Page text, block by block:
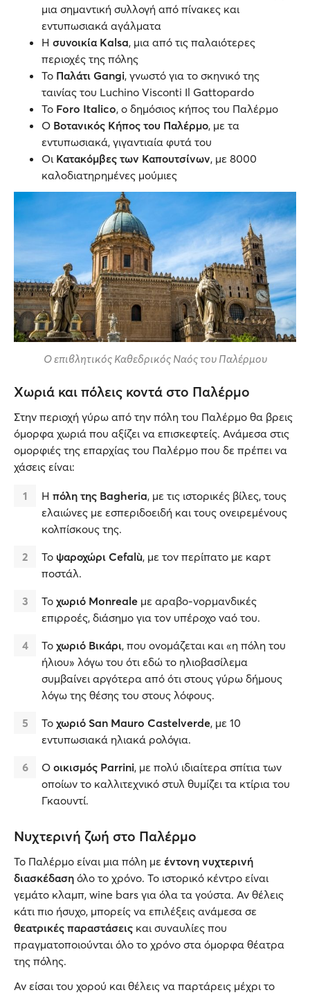
μια σημαντική συλλογή από πίνακες και
εντυπωσιακά αγάλματα
Η συνοικία Kalsa, μια από τις παλαιότερες
περιοχές της πόλης
Το Παλάτι Gangi, γνωστό για το σκηνικό της
ταινίας του Luchino Visconti Il Gattopardo
Το Foro Italico, ο δημόσιος κήπος του Παλέρμο
Ο Βοτανικός Κήπος του Παλέρμο, με τα
εντυπωσιακά, γιγαντιαία φυτά του
Οι Κατακόμβες των Καπουτσίνων, με 8000
καλοδιατηρημένες μούμιες
Ο επιβλητικός Καθεδρικός Ναός του Παλέρμου
Χωριά και πόλεις κοντά στο Παλέρμο
Στην περιοχή γύρω από την πόλη του Παλέρμο θα βρεις
όμορφα χωριά που αξίζει να επισκεφτείς. Ανάμεσα στις
ομορφιές της επαρχίας του Παλέρμο που δε πρέπει να
χάσεις είναι:
Η πόλη της Bagheria, με τις ιστορικές βίλες, τους
ελαιώνες με εσπεριδοειδή και τους ονειρεμένους
κολπίσκους της.
Το ψαροχώρι Cefalù, με τον περίπατο με καρτ
ποστάλ.
Το χωριό Monreale με αραβο-νορμανδικές
επιρροές, διάσημο για τον υπέροχο ναό του.
Το χωριό Βικάρι, που ονομάζεται και «η πόλη του
ήλιου» λόγω του ότι εδώ το ηλιοβασίλεμα
συμβαίνει αργότερα από ότι στους γύρω δήμους
λόγω της θέσης του στους λόφους.
Το χωριό San Mauro Castelverde, με 10
εντυπωσιακά ηλιακά ρολόγια.
Ο οικισμός Parrini, με πολύ ιδιαίτερα σπίτια των
οποίων το καλλιτεχνικό στυλ θυμίζει τα κτίρια του
Γκαουντί.
Νυχτερινή ζωή στο Παλέρμο
Το Παλέρμο είναι μια πόλη με έντονη νυχτερινή
διασκέδαση όλο το χρόνο. Το ιστορικό κέντρο είναι
γεμάτο κλαμπ, wine bars για όλα τα γούστα. Αν θέλεις
κάτι πιο ήσυχο, μπορείς να επιλέξεις ανάμεσα σε
θεατρικές παραστάσεις και συναυλίες που
πραγματοποιούνται όλο το χρόνο στα όμορφα θέατρα
της πόλης.
Αν είσαι του χορού και θέλεις να παρτάρεις μέχρι το